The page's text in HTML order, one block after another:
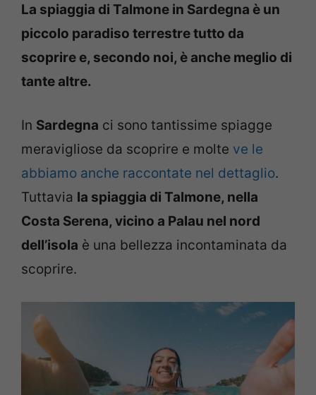
La spiaggia di Talmone in Sardegna è un
piccolo paradiso terrestre tutto da
scoprire e, secondo noi, è anche meglio di
tante altre.
In Sardegna ci sono tantissime spiagge
meravigliose da scoprire e molte ve le
abbiamo anche raccontate nel dettaglio.
Tuttavia la spiaggia di Talmone, nella
Costa Serena, vicino a Palau nel nord
dell’isola è una bellezza incontaminata da
scoprire.